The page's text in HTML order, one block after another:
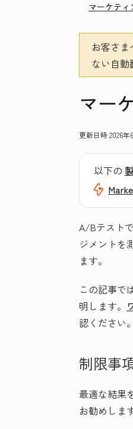
マーケティ
お客さ
ない自動
マー
更新日時2026年
以下の
A/Bテスト
ジメントを
ます。
この記事で
明します。
認ください。
制限事
最適な結果
お勧めしま